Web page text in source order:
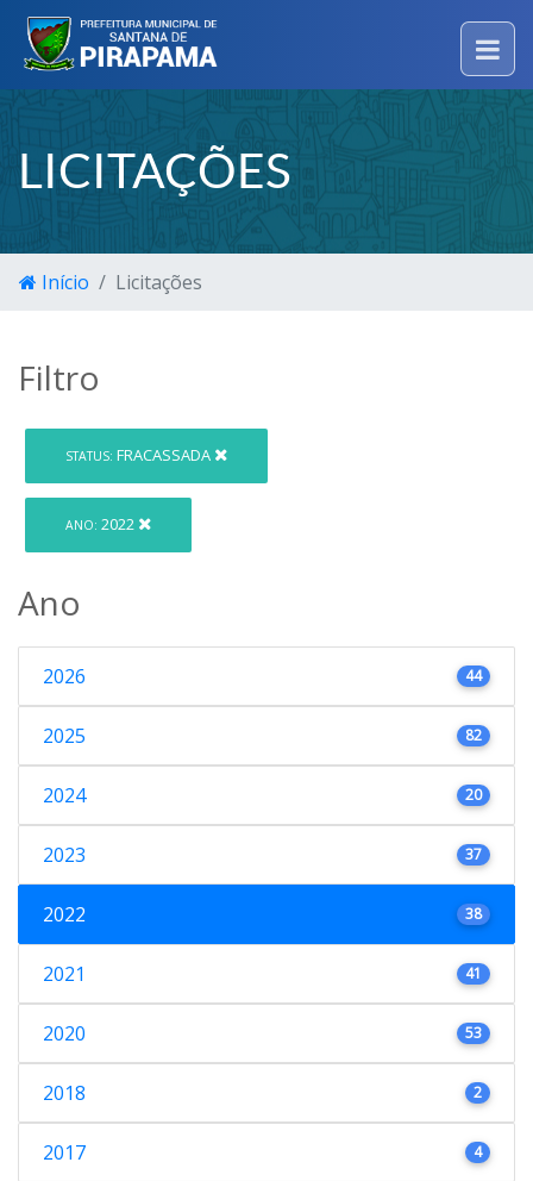
LICITAÇÕES
Início Licitações
Filtro
STATUS: FRACASSADA
ANO: 2022
Ano
2026 44
2025 82
2024 20
2023 37
2022 38
2021 41
2020 53
2018 2
2017 4